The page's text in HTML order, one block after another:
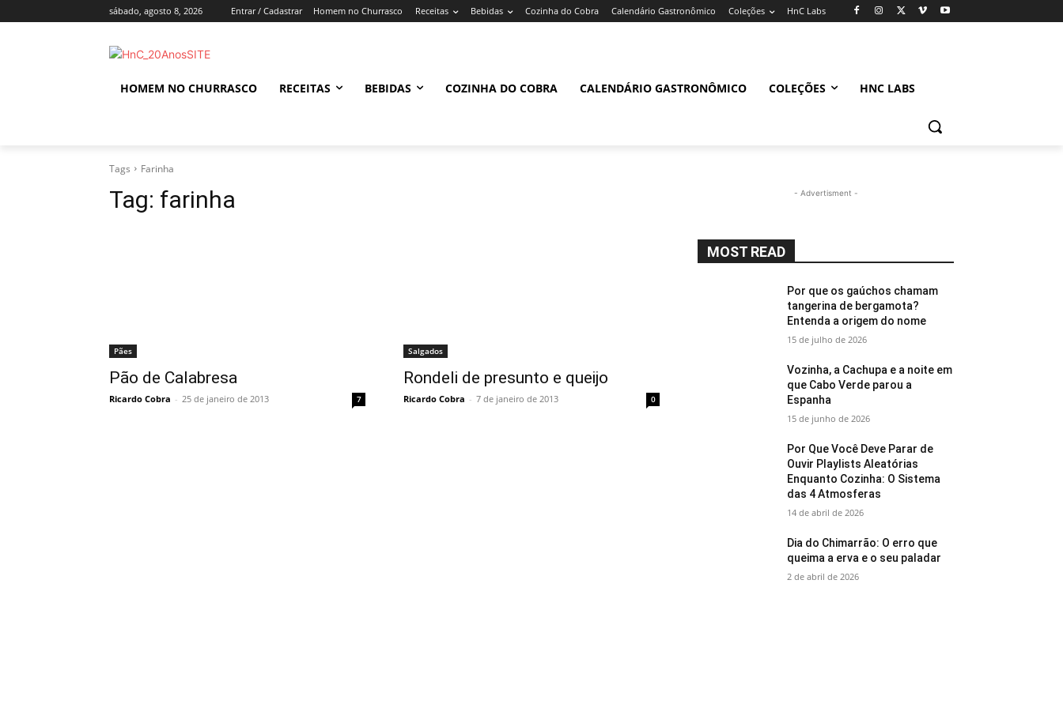
sábado, agosto 8, 2026 Entrar / Cadastrar Homem no Churrasco Receitas Bebidas Cozinha do Cobra Calendário Gastronômico Coleções HnC Labs
HOMEM NO CHURRASCO RECEITAS BEBIDAS COZINHA DO COBRA CALENDÁRIO GASTRONÔMICO COLEÇÕES HNC LABS
Tags Farinha
Tag: farinha
Pães
Pão de Calabresa
Ricardo Cobra - 25 de janeiro de 2013 7
Salgados
Rondeli de presunto e queijo
Ricardo Cobra - 7 de janeiro de 2013 0
- Advertisment -
MOST READ
Por que os gaúchos chamam
tangerina de bergamota?
Entenda a origem do nome
15 de julho de 2026
Vozinha, a Cachupa e a noite em
que Cabo Verde parou a
Espanha
15 de junho de 2026
Por Que Você Deve Parar de
Ouvir Playlists Aleatórias
Enquanto Cozinha: O Sistema
das 4 Atmosferas
14 de abril de 2026
Dia do Chimarrão: O erro que
queima a erva e o seu paladar
2 de abril de 2026